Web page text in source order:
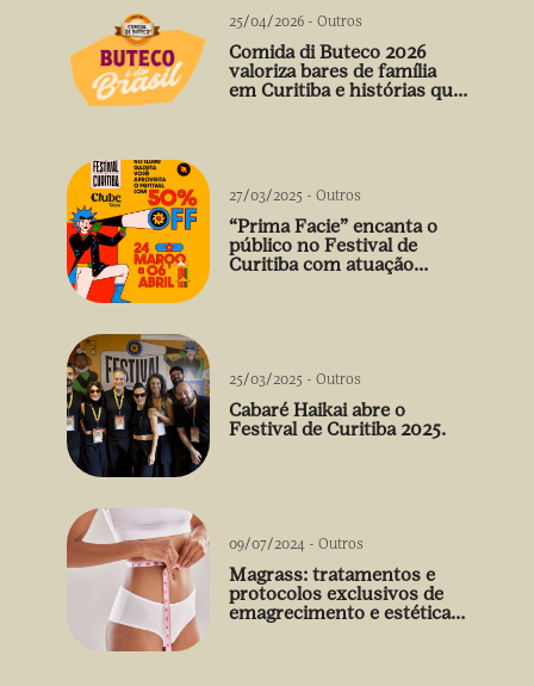
25/04/2026 - Outros
Comida di Buteco 2026
valoriza bares de família
em Curitiba e histórias que
27/03/2025 - Outros
“Prima Facie” encanta o
público no Festival de
Curitiba com atuação
25/03/2025 - Outros
Cabaré Haikai abre o
Festival de Curitiba 2025.
09/07/2024 - Outros
Magrass: tratamentos e
protocolos exclusivos de
emagrecimento e estética